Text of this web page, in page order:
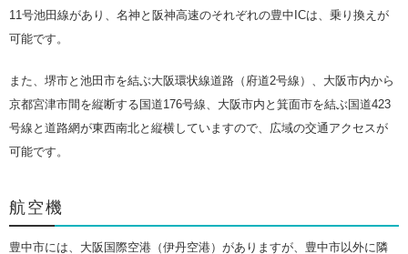
11号池田線があり、名神と阪神高速のそれぞれの豊中ICは、乗り換えが
可能です。
また、堺市と池田市を結ぶ大阪環状線道路（府道2号線）、大阪市内から
京都宮津市間を縦断する国道176号線、大阪市内と箕面市を結ぶ国道423
号線と道路網が東西南北と縦横していますので、広域の交通アクセスが
可能です。
航空機
豊中市には、大阪国際空港（伊丹空港）がありますが、豊中市以外に隣